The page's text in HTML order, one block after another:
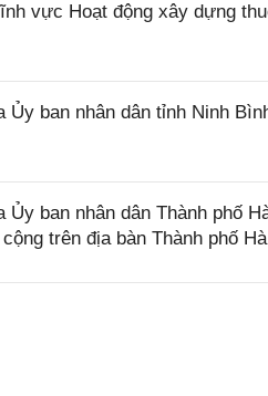
vực Hoạt động xây dựng
Ủy ban nhân dân tỉnh Ninh
ban nhân dân Thành phố
trên địa bàn Thành phố